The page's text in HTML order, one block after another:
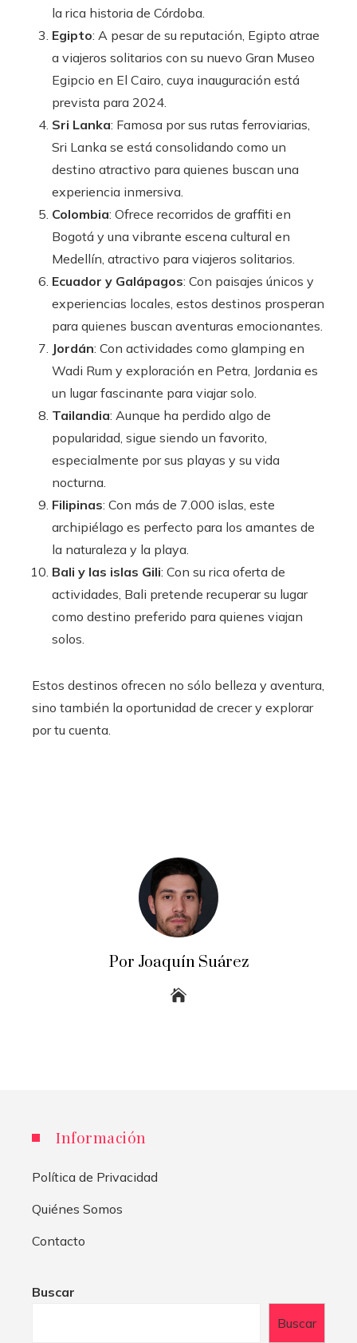
la rica historia de Córdoba.
Egipto: A pesar de su reputación, Egipto atrae
a viajeros solitarios con su nuevo Gran Museo
Egipcio en El Cairo, cuya inauguración está
prevista para 2024.
Sri Lanka: Famosa por sus rutas ferroviarias,
Sri Lanka se está consolidando como un
destino atractivo para quienes buscan una
experiencia inmersiva.
Colombia: Ofrece recorridos de graffiti en
Bogotá y una vibrante escena cultural en
Medellín, atractivo para viajeros solitarios.
Ecuador y Galápagos: Con paisajes únicos y
experiencias locales, estos destinos prosperan
para quienes buscan aventuras emocionantes.
Jordán: Con actividades como glamping en
Wadi Rum y exploración en Petra, Jordania es
un lugar fascinante para viajar solo.
Tailandia: Aunque ha perdido algo de
popularidad, sigue siendo un favorito,
especialmente por sus playas y su vida
nocturna.
Filipinas: Con más de 7.000 islas, este
archipiélago es perfecto para los amantes de
la naturaleza y la playa.
Bali y las islas Gili: Con su rica oferta de
actividades, Bali pretende recuperar su lugar
como destino preferido para quienes viajan
solos.
Estos destinos ofrecen no sólo belleza y aventura,
sino también la oportunidad de crecer y explorar
por tu cuenta.
Por Joaquín Suárez
Información
Política de Privacidad
Quiénes Somos
Contacto
Buscar
Buscar